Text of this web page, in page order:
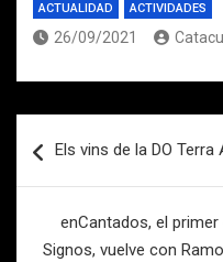
ACTUALIDAD ACTIVIDADES
26/09/2021
de
Els vins de la DO
enCantados, el
Signos, vuelve con